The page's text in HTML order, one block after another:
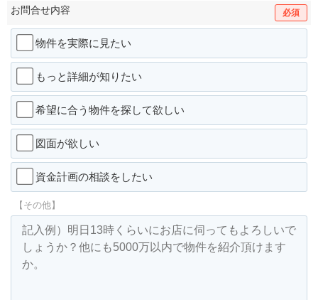
お問合せ内容 必須
物件を実際に見たい
もっと詳細が知りたい
希望に合う物件を探して欲しい
図面が欲しい
資金計画の相談をしたい
【その他】